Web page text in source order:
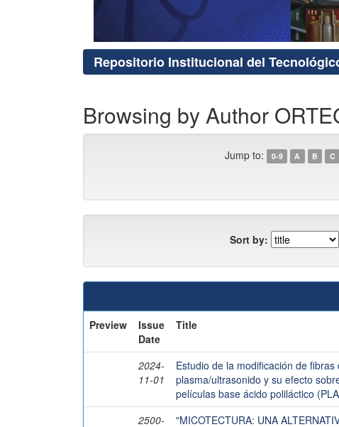
Repositorio Institucional del
Browsing by Author
Jump to: 0-9 A B C
Sort by:
Preview
Issue
Date
Title
2024-
11-01
Estudio de la modificación de
plasma/ultrasonido y su efecto
películas base ácido poliláctico
2500-
"MICOTECTURA: UNA